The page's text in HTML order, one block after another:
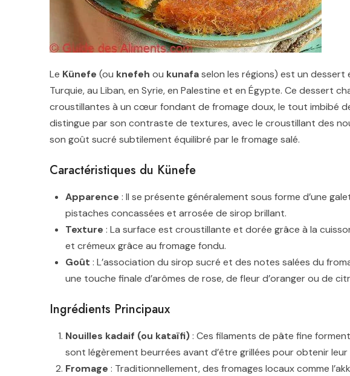
Le Künefe (ou knefeh ou kunafaselon les régions) est un
Turquie, au Liban, en Syrie, en Palestine et en Égypte. Ce dessert
croustillantes à un cœur fondant de fromage doux, le tout imbibé
distingue par son contraste de textures, avec le croustillant des
son goût sucré subtilement équilibré par le fromage salé.
Caractéristiques du Künefe
Apparence : Il se présente généralement sous forme d’une
pistaches concassées et arrosée de sirop brillant.
Texture : La surface est croustillante et dorée grâce à la
et crémeux grâce au fromage fondu.
Goût : L’association du sirop sucré et des notes salées du
une touche finale d’arômes de rose, de fleur d’oranger ou de
Ingrédients Principaux
Nouilles kadaif (ou kataïfi): Ces filaments de pâte fine
sont légèrement beurrées avant d’être grillées pour obtenir
Fromage : Traditionnellement, des fromages locaux comme